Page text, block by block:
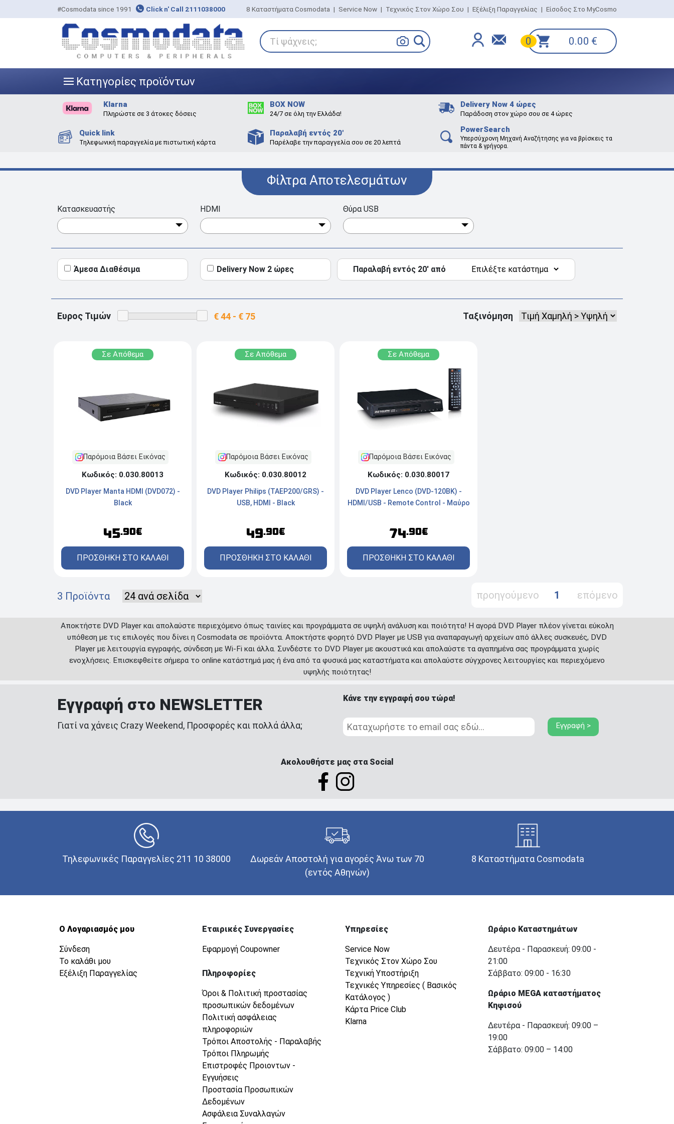
#Cosmodata since 1991 Click n' Call 2111038000 8 Καταστήματα Cosmodata | Service Now | Τεχνικός Στον Χώρο Σου | Εξέλιξη Παραγγελίας | Είσοδος Στο MyCosmo
Τί ψάχνεις; 0 0.00 €
||| Κατηγορίες προϊόντων
Klarna
Πληρώστε σε 3 άτοκες δόσεις
BOX NOW
24/7 σε όλη την Ελλάδα!
Delivery Now 4 ώρες
Παράδοση στον χώρο σου σε 4 ώρες
Quick link
Τηλεφωνική παραγγελία με πιστωτική κάρτα
Παραλαβή εντός 20'
Παρέλαβε την παραγγελία σου σε 20 λεπτά
PowerSearch
Υπερσύχρονη Μηχανή Αναζήτησης για να βρίσκεις τα
πάντα & γρήγορα.
Φίλτρα Αποτελεσμάτων
Κατασκευαστής HDMI Θύρα USB
Άμεσα Διαθέσιμα Delivery Now 2 ώρες Παραλαβή εντός 20' από
Ευρος Τιμών Ταξινόμηση
Σε Απόθεμα
Παρόμοια Βάσει Εικόνας
Κωδικός: 0.030.80013
DVD Player Manta HDMI (DVD072) -
Black
45.90€
ΠΡΟΣΘΗΚΗ ΣΤΟ ΚΑΛΑΘΙ
Σε Απόθεμα
Παρόμοια Βάσει Εικόνας
Κωδικός: 0.030.80012
DVD Player Philips (TAEP200/GRS) -
USB, HDMI - Black
49.90€
ΠΡΟΣΘΗΚΗ ΣΤΟ ΚΑΛΑΘΙ
Σε Απόθεμα
Παρόμοια Βάσει Εικόνας
Κωδικός: 0.030.80017
DVD Player Lenco (DVD-120BK) -
HDMI/USB - Remote Control - Μαύρο
74.90€
ΠΡΟΣΘΗΚΗ ΣΤΟ ΚΑΛΑΘΙ
3 Προϊόντα προηγούμενο 1 επόμενο
Αποκτήστε DVD Player και απολαύστε περιεχόμενο όπως ταινίες και προγράμματα σε υψηλή ανάλυση και ποιότητα! Η αγορά DVD Player πλέον γίνεται εύκολη
υπόθεση με τις επιλογές που δίνει η Cosmodata σε προϊόντα. Αποκτήστε φορητό DVD Player με USB για αναπαραγωγή αρχείων από άλλες συσκευές, DVD
Player με λειτουργία εγγραφής, σύνδεση με Wi-Fi και άλλα. Συνδέστε το DVD Player με ακουστικά και απολαύστε τα αγαπημένα σας προγράμματα χωρίς
ενοχλήσεις. Επισκεφθείτε σήμερα το online κατάστημά μας ή ένα από τα φυσικά μας καταστήματα και απολαύστε σύγχρονες λειτουργίες και περιεχόμενο
υψηλής ποιότητας!
Εγγραφή στο NEWSLETTER
Γιατί να χάνεις Crazy Weekend, Προσφορές και πολλά άλλα;
Κάνε την εγγραφή σου τώρα!
Εγγραφή >
Ακολουθήστε μας στα Social
Τηλεφωνικές Παραγγελίες 211 10 38000
Δωρεάν Αποστολή για αγορές Άνω των 70
(εντός Αθηνών)
8 Καταστήματα Cosmodata
Ο Λογαριασμός μου
Σύνδεση
Το καλάθι μου
Εξέλιξη Παραγγελίας
Εταιρικές Συνεργασίες
Εφαρμογή Coupowner
Πληροφορίες
Όροι & Πολιτική προστασίας
προσωπικών δεδομένων
Πολιτική ασφάλειας
πληροφοριών
Τρόποι Αποστολής - Παραλαβής
Τρόποι Πληρωμής
Επιστροφές Προιοντων -
Εγγυήσεις
Προστασία Προσωπικών
Δεδομένων
Ασφάλεια Συναλλαγών
Υπηρεσίες
Service Now
Τεχνικός Στον Χώρο Σου
Τεχνική Υποστήριξη
Τεχνικές Υπηρεσίες ( Βασικός
Κατάλογος )
Κάρτα Price Club
Klarna
Ωράριο Καταστημάτων
Δευτέρα - Παρασκευή: 09:00 -
21:00
Σάββατο: 09:00 - 16:30
Ωράριο MEGA καταστήματος
Κηφισού
Δευτέρα - Παρασκευή: 09:00 –
19:00
Σάββατο: 09:00 – 14:00